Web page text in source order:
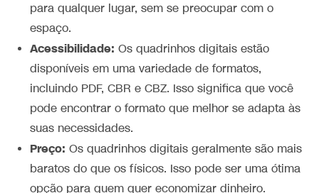
para qualquer lugar, sem se preocupar com o
espaço.
Acessibilidade: Os quadrinhos digitais estão
disponíveis em uma variedade de formatos,
incluindo PDF, CBR e CBZ. Isso significa que você
pode encontrar o formato que melhor se adapta às
suas necessidades.
Preço: Os quadrinhos digitais geralmente são mais
baratos do que os físicos. Isso pode ser uma ótima
opção para quem quer economizar dinheiro.